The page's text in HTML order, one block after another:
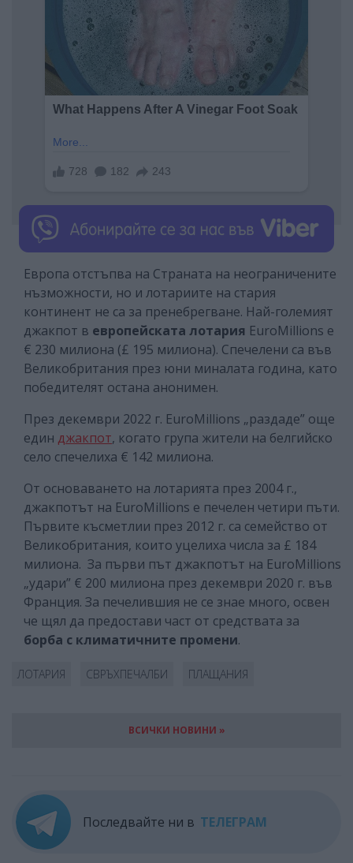
Европа отстъпва на Страната на неограничените
нъзможности, но и лотариите на стария
континент не са за пренебрегване. Най-големият
джакпот в европейската лотария EuroMillions е
€ 230 милиона (£ 195 милиона). Спечелени са във
Великобритания през юни миналата година, като
победителят остана анонимен.
През декември 2022 г. EuroMillions „раздаде” още
един джакпот, когато група жители на белгийско
село спечелиха € 142 милиона.
От основаването на лотарията през 2004 г.,
джакпотът на EuroMillions е печелен четири пъти.
Първите късметлии през 2012 г. са семейство от
Великобритания, които уцелиха числа за £ 184
милиона. За първи път джакпотът на EuroMillions
„удари” € 200 милиона през декември 2020 г. във
Франция. За печелившия не се знае много, освен
че щял да предостави част от средствата за
борба с климатичните промени.
ЛОТАРИЯ СВРЪХПЕЧАЛБИ ПЛАЩАНИЯ
ВСИЧКИ НОВИНИ »
Последвайте ни в ТЕЛЕГРАМ